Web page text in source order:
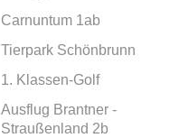
Carnuntum 1ab
Tierpark Schönbrunn
1. Klassen-Golf
Ausflug Brantner -
Straußenland 2b